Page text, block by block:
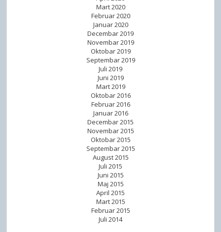
Mart 2020
Februar 2020
Januar 2020
Decembar 2019
Novembar 2019
Oktobar 2019
Septembar 2019
Juli 2019
Juni 2019
Mart 2019
Oktobar 2016
Februar 2016
Januar 2016
Decembar 2015
Novembar 2015
Oktobar 2015
Septembar 2015
August 2015
Juli 2015
Juni 2015
Maj 2015
April 2015
Mart 2015
Februar 2015
Juli 2014